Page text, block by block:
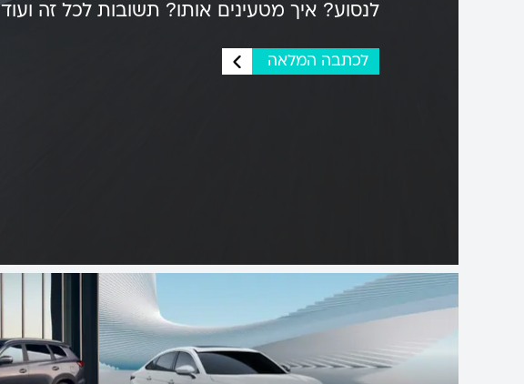
לנסוע? איך מטעינים אותו? תשובות לכל זה ועוד
לכתבה המלאה